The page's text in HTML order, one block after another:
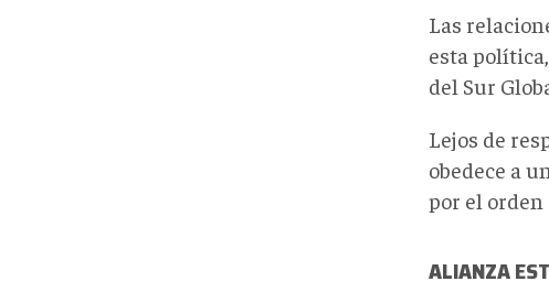
Las
esta
del Sur
Lejos de
obedece a
por el
ALIANZA